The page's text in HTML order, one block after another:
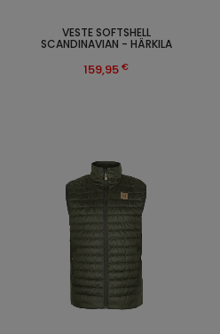
VESTE SOFTSHELL
SCANDINAVIAN - HÄRKILA
159,95 €